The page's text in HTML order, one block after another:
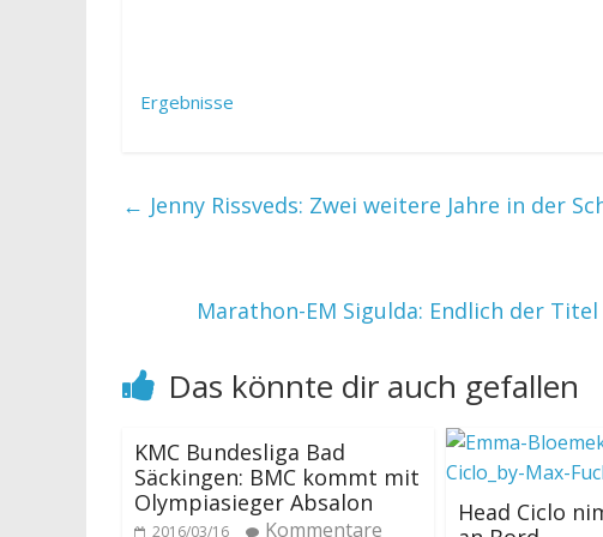
Ergebnisse
← Jenny Rissveds: Zwei weitere Jahre in der
Marathon-EM Sigulda: Endlich der
Das könnte dir auch gefallen
KMC Bundesliga Bad
Säckingen: BMC kommt mit
Olympiasieger Absalon
2016/03/16 Kommentare
Head Ciclo